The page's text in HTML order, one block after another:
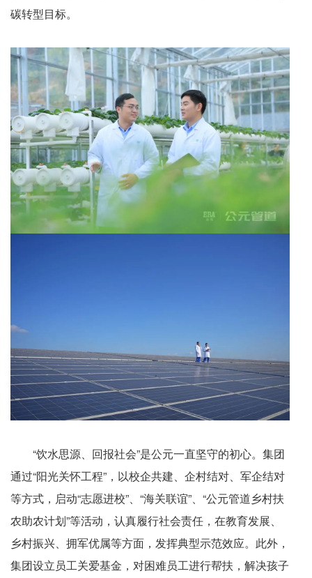
电话 : 400-906-6668
地址 :
浙江省台州市黄岩经济开发区埭西路2号
关注我们  
碳转型目标。
“饮水思源、回报社会”是公元一直坚守的初心。集团
通过“阳光关怀工程”，以校企共建、企村结对、军企结对
等方式， 启动“志愿进校”、“海关联谊”、“公元管道乡村扶
农助农计划”等活动 ，认真履行社会责任，在教育发展、
乡村振兴、拥军优属等方面，发挥典型示范效应。此外，
集团设立员工关爱基金，对困难员工进行帮扶，解决孩子